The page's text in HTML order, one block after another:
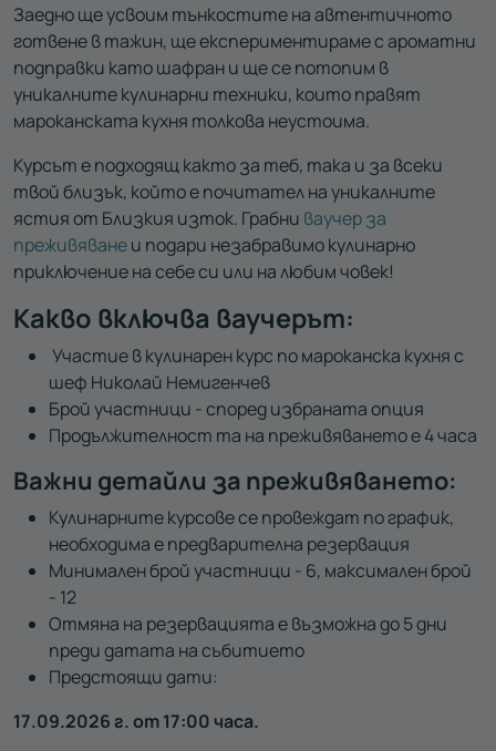
Заедно ще усвоим тънкостите на автентичното
готвене в тажин, ще експериментираме с ароматни
подправки като шафран и ще се потопим в
уникалните кулинарни техники, които правят
мароканската кухня толкова неустоима.
Курсът е подходящ както за теб, така и за всеки
твой близък, който е почитател на уникалните
ястия от Близкия изток. Грабни ваучер за
преживяванеи подари незабравимо кулинарно
приключение на себе си или на любим човек!
Какво включва ваучерът:
Участие в кулинарен курс по мароканска кухня с
шеф Николай Немигенчев
Брой участници - според избраната опция
Продължителност та на преживяването е 4 часа
Важни детайли за преживяването:
Кулинарните курсове се провеждат по график,
необходима е предварителна резервация
Минимален брой участници - 6, максимален брой
- 12
Отмяна на резервацията е възможна до 5 дни
преди датата на събитието
Предстоящи дати:
17.09.2026 г. от 17:00 часа.